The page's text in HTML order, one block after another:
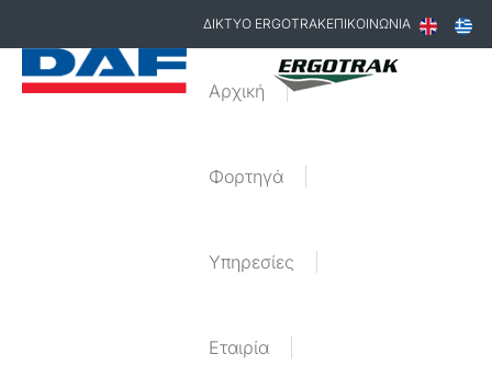
ΔΙΚΤΥΟ ERGOTRAKΕΠΙΚΟΙΝΩΝΙΑ
Αρχική
Φορτηγά
Υπηρεσίες
Εταιρία